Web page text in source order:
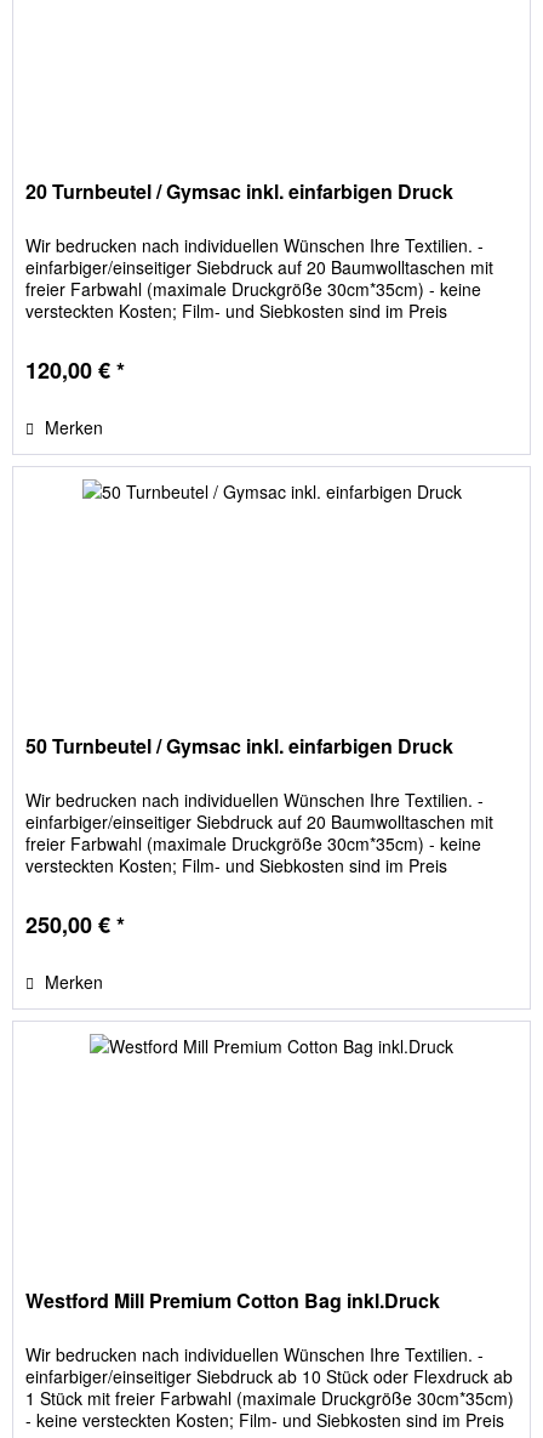
20 Turnbeutel / Gymsac inkl. einfarbigen Druck
Wir bedrucken nach individuellen Wünschen Ihre Textilien. -
einfarbiger/einseitiger Siebdruck auf 20 Baumwolltaschen mit
freier Farbwahl (maximale Druckgröße 30cm*35cm) - keine
versteckten Kosten; Film- und Siebkosten sind im Preis
120,00 € *
Merken
50 Turnbeutel / Gymsac inkl. einfarbigen Druck
Wir bedrucken nach individuellen Wünschen Ihre Textilien. -
einfarbiger/einseitiger Siebdruck auf 20 Baumwolltaschen mit
freier Farbwahl (maximale Druckgröße 30cm*35cm) - keine
versteckten Kosten; Film- und Siebkosten sind im Preis
250,00 € *
Merken
Westford Mill Premium Cotton Bag inkl.Druck
Wir bedrucken nach individuellen Wünschen Ihre Textilien. -
einfarbiger/einseitiger Siebdruck ab 10 Stück oder Flexdruck ab
1 Stück mit freier Farbwahl (maximale Druckgröße 30cm*35cm)
- keine versteckten Kosten; Film- und Siebkosten sind im Preis